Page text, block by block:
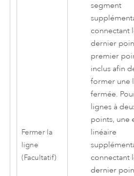
Fermer la
ligne
(Facultatif)
segment
connectant
dernier
premier
inclus afin
former une
fermée.
lignes à
points, une
linéaire
connectant
dernier